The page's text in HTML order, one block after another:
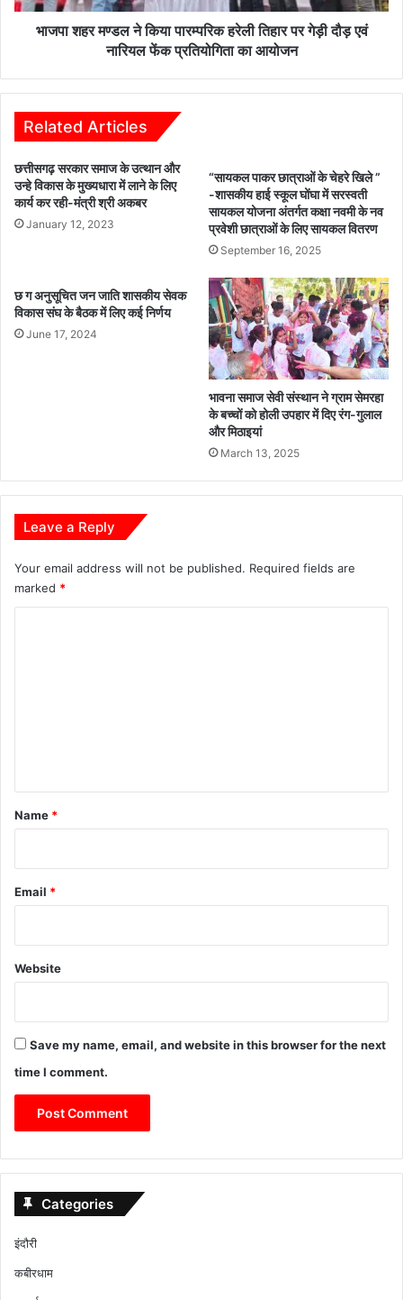
पर
प्रतियोगिता
का
आयोजन
भाजपा शहर मण्डल ने किया पारम्परिक हरेली तिहार पर गेड़ी दौड़ एवं
नारियल फेंक प्रतियोगिता का आयोजन
Related Articles
छत्तीसगढ़ सरकार समाज के उत्थान और
उन्हे विकास के मुख्यधारा में लाने के लिए
कार्य कर रही-मंत्री श्री अकबर
January 12, 2023
“सायकल पाकर छात्राओं के चेहरे खिले ”
-शासकीय हाई स्कूल घोंघा में सरस्वती
सायकल योजना अंतर्गत कक्षा नवमी के नव
प्रवेशी छात्राओं के लिए सायकल वितरण
September 16, 2025
छ ग अनुसूचित जन जाति शासकीय सेवक
विकास संघ के बैठक में लिए कई निर्णय
June 17, 2024
भावना समाज सेवी संस्थान ने ग्राम सेमरहा
के बच्चों को होली उपहार में दिए रंग-गुलाल
और मिठाइयां
March 13, 2025
Leave a Reply
Your email address will not be published. Required fields are
marked *
*
Name *
Email *
Website
Save my name, email, and website in this browser for the next
time I comment.
Categories
इंदौरी
कबीरधाम